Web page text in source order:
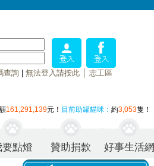
查詢| 無法登入請按此│ 志工區
161,291,139元！ 目前助罐貓咪： 約3,053隻！
要點燈 贊助捐款 好事生活網